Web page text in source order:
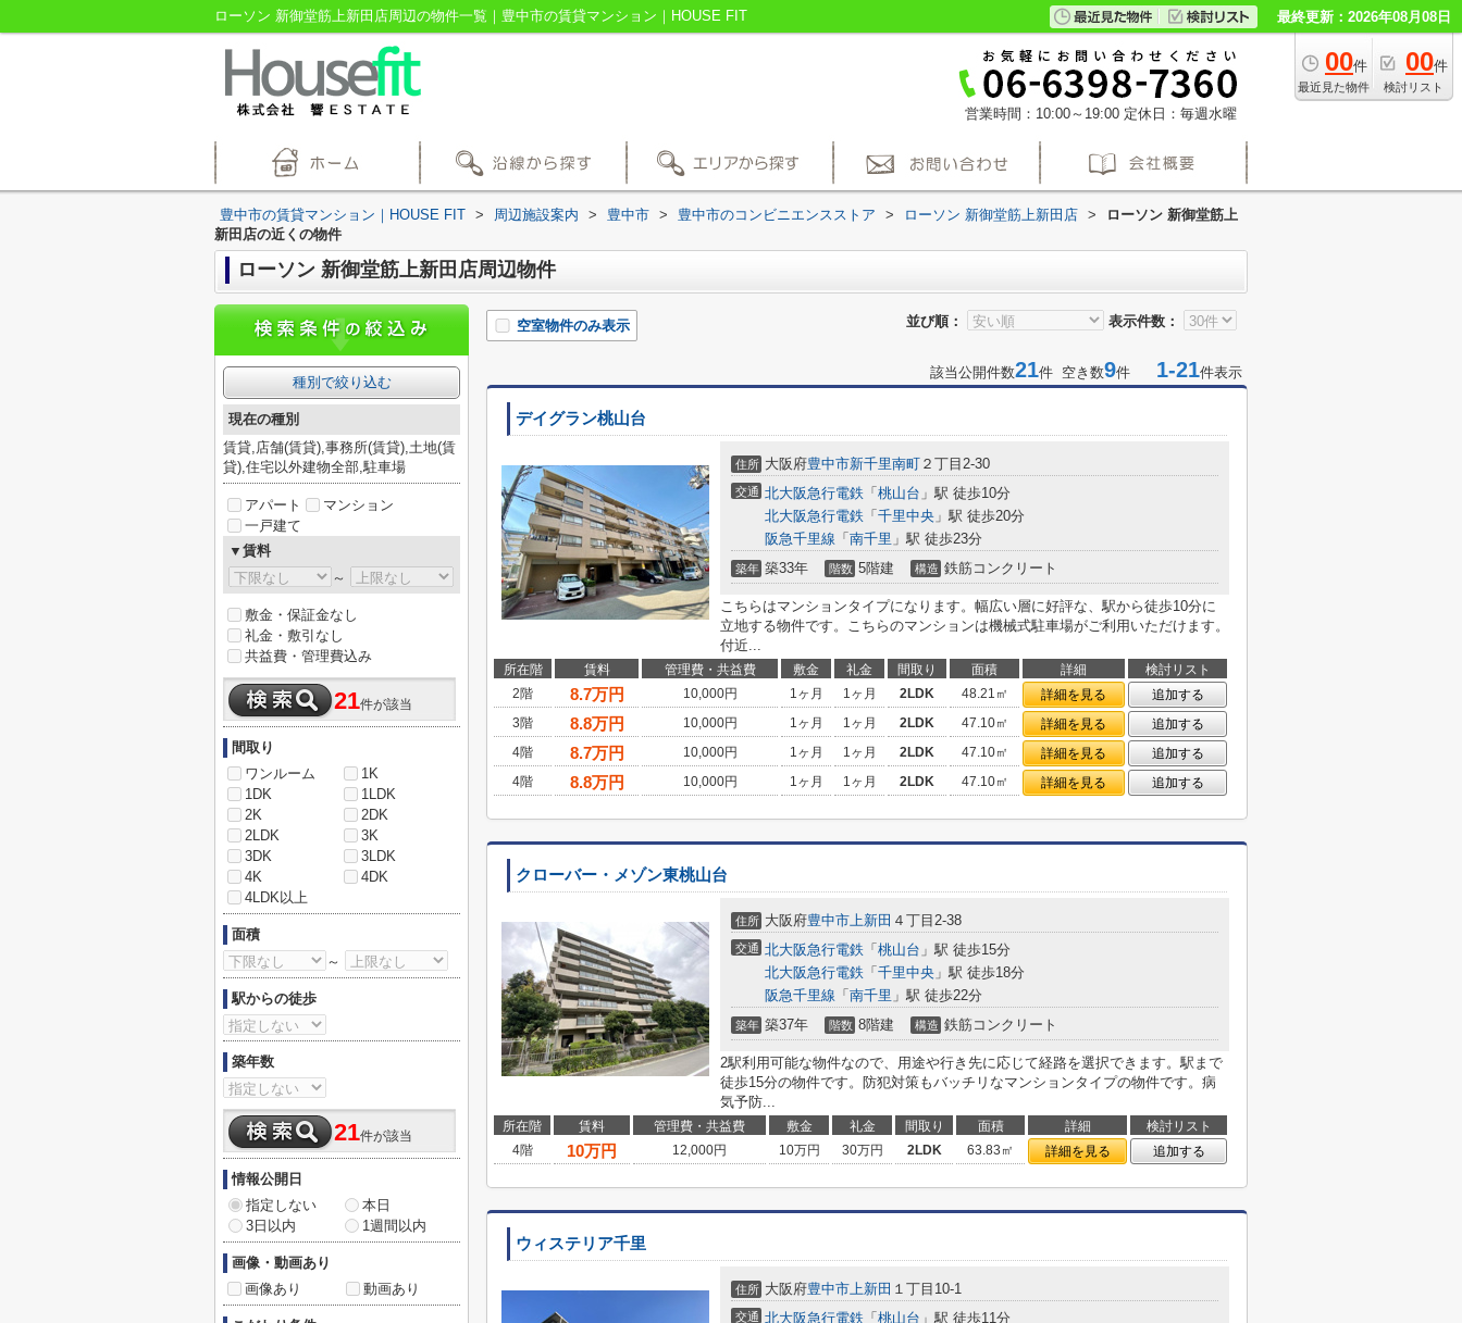
ローソン 新御堂筋上新田店周辺の物件一覧｜豊中市の賃貸マンション｜HOUSE FIT 最終更新：2026年08月08日
00件
最近見た物件
00件
検討リスト
営業時間：10:00～19:00 定休日：毎週水曜
豊中市の賃貸マンション｜HOUSE FIT > 周辺施設案内 > 豊中市 > 豊中市のコンビニエンスストア > ローソン 新御堂筋上新田店 >
ローソン 新御堂筋上
新田店の近くの物件
ローソン 新御堂筋上新田店周辺物件
並び順： 表示件数：
空室物件のみ表示
該当公開件数21件 空き数9件 1-21件表示
デイグラン桃山台
住所 大阪府豊中市新千里南町 ２丁目2-30
交通 北大阪急行電鉄 「 桃山台 」駅 徒歩10分
北大阪急行電鉄 「 千里中央 」駅 徒歩20分
阪急千里線 「 南千里 」駅 徒歩23分
築年 築33年 階数 5階建 構造 鉄筋コンクリート
こちらはマンションタイプになります。幅広い層に好評な、駅から徒歩10分に
立地する物件です。こちらのマンションは機械式駐車場がご利用いただけます。
付近...
所在階 賃料 管理費・共益費 敷金 礼金 間取り 面積 詳細
検討リスト
2階
8.7万円 10,000円 1ヶ月 1ヶ月 2LDK 48.21㎡ 詳細を見る
追加する
3階
8.8万円 10,000円 1ヶ月 1ヶ月 2LDK 47.10㎡ 詳細を見る
追加する
4階
8.7万円 10,000円 1ヶ月 1ヶ月 2LDK 47.10㎡ 詳細を見る
追加する
4階
8.8万円 10,000円 1ヶ月 1ヶ月 2LDK 47.10㎡ 詳細を見る 追加する
クローバー・メゾン東桃山台
住所 大阪府豊中市上新田 ４丁目2-38
交通 北大阪急行電鉄 「 桃山台 」駅 徒歩15分
北大阪急行電鉄 「 千里中央 」駅 徒歩18分
阪急千里線 「 南千里 」駅 徒歩22分
築年 築37年 階数 8階建 構造 鉄筋コンクリート
2駅利用可能な物件なので、用途や行き先に応じて経路を選択できます。駅まで
徒歩15分の物件です。防犯対策もバッチリなマンションタイプの物件です。病
気予防...
所在階 賃料 管理費・共益費 敷金 礼金 間取り 面積 詳細
検討リスト
4階
10万円 12,000円 10万円 30万円 2LDK 63.83㎡ 詳細を見る 追加する
ウィステリア千里
住所 大阪府豊中市上新田 １丁目10-1
交通 北大阪急行電鉄 「 桃山台 」駅 徒歩11分
種別で絞り込む
現在の種別
賃貸,店舗(賃貸),事務所(賃貸),土地(賃
貸),住宅以外建物全部,駐車場
アパート
マンション
一戸建て
▼賃料
～
敷金・保証金なし
礼金・敷引なし
共益費・管理費込み
21件が該当
間取り
ワンルーム
1K
1DK
1LDK
2K
2DK
2LDK
3K
3DK
3LDK
4K
4DK
4LDK以上
面積
～
駅からの徒歩
築年数
21件が該当
情報公開日
指定しない
本日
3日以内
1週間以内
画像・動画あり
画像あり
動画あり